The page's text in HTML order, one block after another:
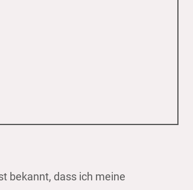
bekannt, dass ich meine